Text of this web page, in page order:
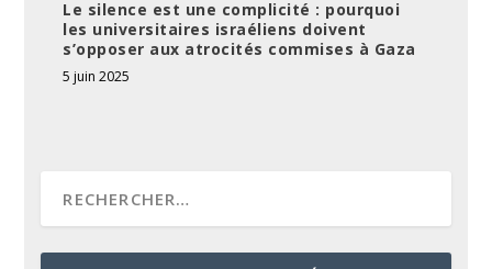
Le silence est une complicité : pourquoi
les universitaires israéliens doivent
s’opposer aux atrocités commises à Gaza
5 juin 2025